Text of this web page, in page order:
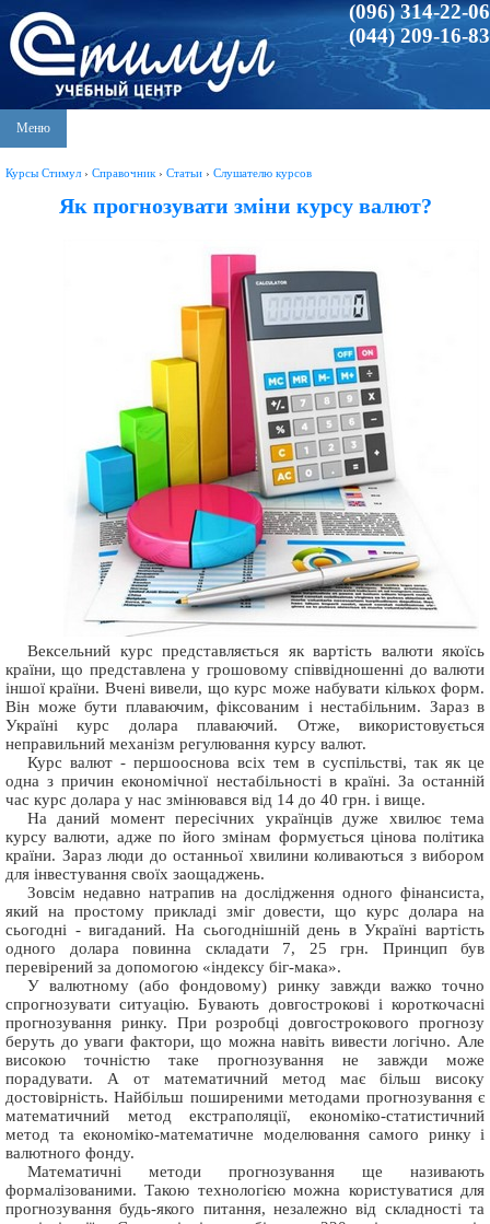
(096) 314-22-06
(044) 209-16-83
Меню
Курсы Стимул › Справочник › Статьи › Слушателю курсов
Як прогнозувати зміни курсу валют?
Вексельний курс представляється як вартість валюти якоїсь
країни, що представлена у грошовому співвідношенні до валюти
іншої країни. Вчені вивели, що курс може набувати кількох форм.
Він може бути плаваючим, фіксованим і нестабільним. Зараз в
Україні курс долара плаваючий. Отже, використовується
неправильний механізм регулювання курсу валют.
Курс валют - першооснова всіх тем в суспільстві, так як це
одна з причин економічної нестабільності в країні. За останній
час курс долара у нас змінювався від 14 до 40 грн. і вище.
На даний момент пересічних українців дуже хвилює тема
курсу валюти, адже по його змінам формується цінова політика
країни. Зараз люди до останньої хвилини коливаються з вибором
для інвестування своїх заощаджень.
Зовсім недавно натрапив на дослідження одного фінансиста,
який на простому прикладі зміг довести, що курс долара на
сьогодні - вигаданий. На сьогоднішній день в Україні вартість
одного долара повинна складати 7, 25 грн. Принцип був
перевірений за допомогою «індексу біг-мака».
У валютному (або фондовому) ринку завжди важко точно
спрогнозувати ситуацію. Бувають довгострокові і короткочасні
прогнозування ринку. При розробці довгострокового прогнозу
беруть до уваги фактори, що можна навіть вивести логічно. Але
високою точністю таке прогнозування не завжди може
порадувати. А от математичний метод має більш високу
достовірність. Найбільш поширеними методами прогнозування є
математичний метод екстраполяції, економіко-статистичний
метод та економіко-математичне моделювання самого ринку і
валютного фонду.
Математичні методи прогнозування ще називають
формалізованими. Такою технологією можна користуватися для
прогнозування будь-якого питання, незалежно від складності та